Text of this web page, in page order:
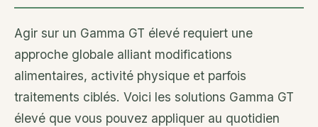
Agir sur un Gamma GT élevé requiert une
approche globale alliant modifications
alimentaires, activité physique et parfois
traitements ciblés. Voici les solutions Gamma GT
élevé que vous pouvez appliquer au quotidien